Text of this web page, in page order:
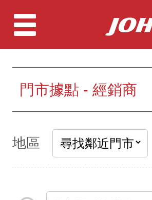
門市據點 - 經銷商
地區